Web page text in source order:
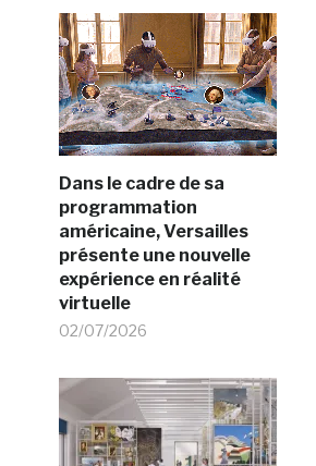
Dans le cadre de sa
programmation
américaine, Versailles
présente une nouvelle
expérience en réalité
virtuelle
02/07/2026